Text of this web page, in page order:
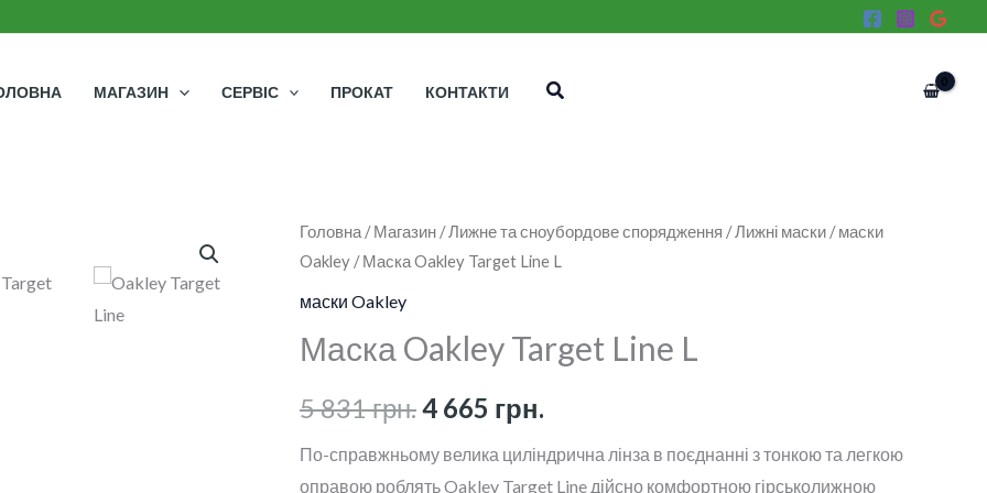
МАГАЗИН СЕРВІС ПРОКАТ КОНТАКТИ Пошук
Головна /Магазин /Лижне та сноубордове спорядження /Лижні маски /маски
Oakley / Маска Oakley Target Line L
маски Oakley
Маска Oakley Target Line L
5 831грн.
Оригінальна
5
4 665 грн.
Поточна
4
По-справжньому велика циліндрична лінза в поєднанні з тонкою та легкою
оправою роблять Oakley Target Line дійсно комфортною гірськолижною
Маска
Oakley
Target
L